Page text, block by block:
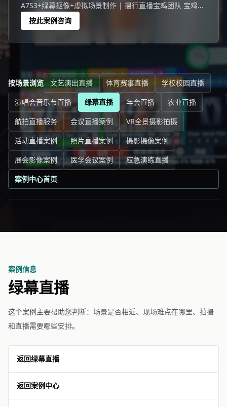
A7S3+绿幕抠像+虚拟场景制作 | 摄行直播宝鸡团队 宝鸡一
家企业选择绿幕直播代替传统实景直播。
按此案例咨询
按场景浏览 文艺演出直播 体育赛事直播
学校校园直播
演唱会音乐节直播
绿幕直播 年会直播
农业直播
航拍直播服务
会议直播案例
VR全景摄影拍摄
活动直播案例
照片直播案例
摄影摄像案例
展会影像案例
医学会议案例
应急演练直播
案例中心首页
案例信息
绿幕直播
这个案例主要帮助您判断：场景是否相近、现场难点在哪里、拍摄
和直播需要哪些安排。
返回绿幕直播
返回案例中心